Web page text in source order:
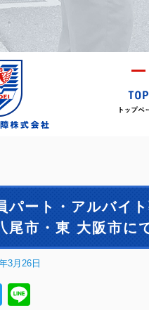
パート・アルバイ
尾市・東 大阪市に
3月26日
Twitter